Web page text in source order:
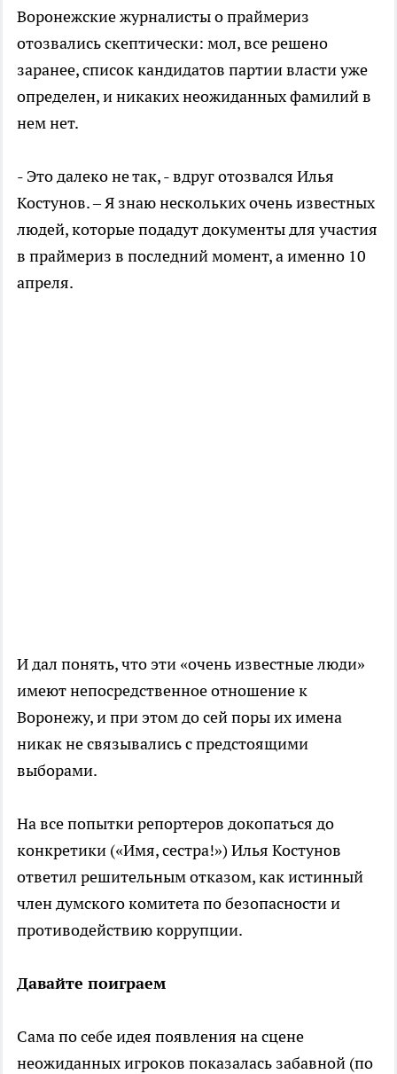
Воронежские журналисты о праймериз
отозвались скептически: мол, все решено
заранее, список кандидатов партии власти уже
определен, и никаких неожиданных фамилий в
нем нет.
- Это далеко не так, - вдруг отозвался Илья
Костунов. – Я знаю нескольких очень известных
людей, которые подадут документы для участия
в праймериз в последний момент, а именно 10
апреля.
И дал понять, что эти «очень известные люди»
имеют непосредственное отношение к
Воронежу, и при этом до сей поры их имена
никак не связывались с предстоящими
выборами.
На все попытки репортеров докопаться до
конкретики («Имя, сестра!») Илья Костунов
ответил решительным отказом, как истинный
член думского комитета по безопасности и
противодействию коррупции.
Давайте поиграем
Сама по себе идея появления на сцене
неожиданных игроков показалась забавной (по